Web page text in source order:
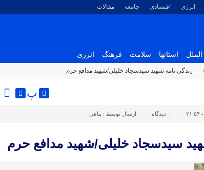
انرژی اقتصادی جامعه مقالات
استانها سلامت فرهنگ انرژی
زندگی نامه شهید سیدسجاد خلیلی/شهید مدافع حرم
پ
۰ دیدگاه ارسال توسط : پناهی
سیدسجاد خلیلی/شهید مدافع حرم